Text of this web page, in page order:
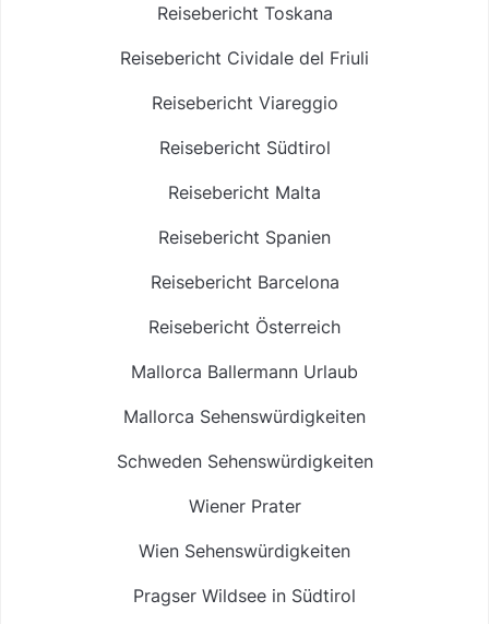
Reisebericht Toskana
Reisebericht Cividale del Friuli
Reisebericht Viareggio
Reisebericht Südtirol
Reisebericht Malta
Reisebericht Spanien
Reisebericht Barcelona
Reisebericht Österreich
Mallorca Ballermann Urlaub
Mallorca Sehenswürdigkeiten
Schweden Sehenswürdigkeiten
Wiener Prater
Wien Sehenswürdigkeiten
Pragser Wildsee in Südtirol